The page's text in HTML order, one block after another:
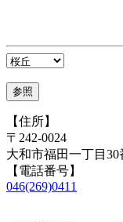
【住所】
〒242-0024
大和市福田一丁目
【電話番号】
046(269)0411